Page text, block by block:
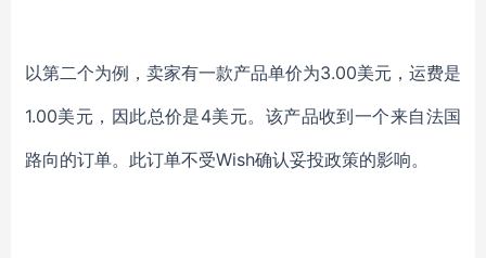
以第二个为例，卖家有一款产品单价为3.00美元，运费是
1.00美元，因此总价是4美元。该产品收到一个来自法国
路向的订单。此订单不受Wish确认妥投政策的影响。